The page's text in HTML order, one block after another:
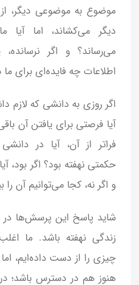
موضوع به موضوعی دیگر، از
دیگر می‌کشاند، اما آیا
می‌رساند؟ و اگر
اطلاعات چه فایده‌ای برای
اگر روزی به دانشی که لازم
آیا فرصتی برای یافتن آن
فراتر از آن، آیا در
حکمتی نهفته بود؟ اگر بود،
و اگر نه، کجا می‌توانیم آن را
شاید پاسخ این پرسش‌ها در
زندگی نهفته باشد. ما
چیزی را از دست داده‌ایم،
هنوز هم در دسترس باشد؛